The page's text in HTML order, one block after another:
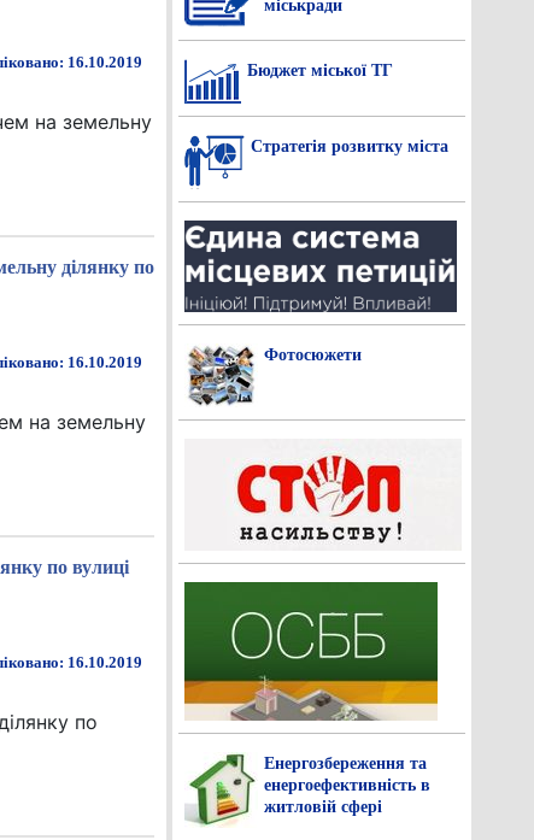
16.10.2019
на земельну
ділянку по
16.10.2019
на земельну
по вулиці
16.10.2019
по
міськради
Бюджет міської ТГ
Стратегія розвитку міста
Фотосюжети
Енергозбереження та
енергоефективність в
житловій сфері